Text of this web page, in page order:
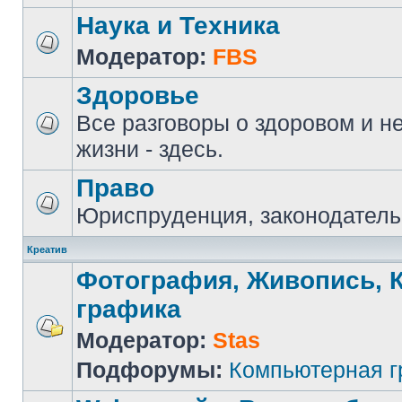
Наука и Техника
Модератор: FBS
Здоровье
Все разговоры о здоровом и
жизни - здесь.
Право
Юриспруденция,
Креатив
Фотография, Живопись,
графика
Модератор: Stas
Подфорумы: Компьютерная